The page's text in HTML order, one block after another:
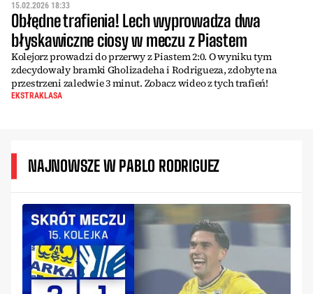
15.02.2026 18:33
Obłędne trafienia! Lech wyprowadza dwa
błyskawiczne ciosy w meczu z Piastem
Kolejorz prowadzi do przerwy z Piastem 2:0. O wyniku tym
zdecydowały bramki Gholizadeha i Rodrigueza, zdobyte na
przestrzeni zaledwie 3 minut. Zobacz wideo z tych trafień!
EKSTRAKLASA
NAJNOWSZE W PABLO RODRIGUEZ